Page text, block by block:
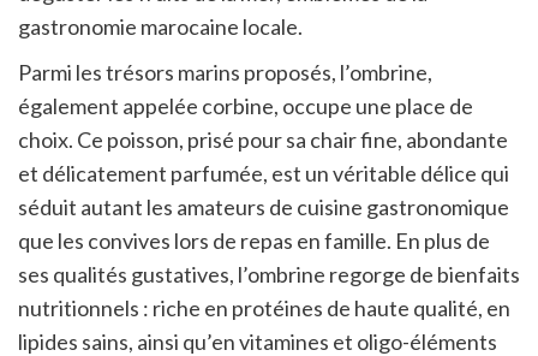
gastronomie marocaine locale.
Parmi les trésors marins proposés, l’ombrine,
également appelée corbine, occupe une place de
choix. Ce poisson, prisé pour sa chair fine, abondante
et délicatement parfumée, est un véritable délice qui
séduit autant les amateurs de cuisine gastronomique
que les convives lors de repas en famille. En plus de
ses qualités gustatives, l’ombrine regorge de bienfaits
nutritionnels : riche en protéines de haute qualité, en
lipides sains, ainsi qu’en vitamines et oligo-éléments